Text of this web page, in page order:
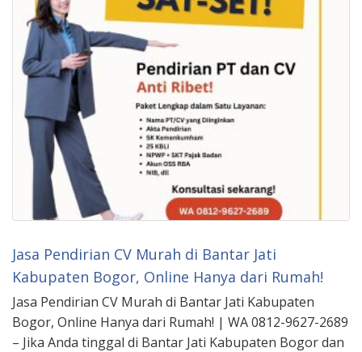
Jasa Pendirian CV Murah di Bantar Jati
Kabupaten Bogor, Online Hanya dari Rumah!
Jasa Pendirian CV Murah di Bantar Jati Kabupaten
Bogor, Online Hanya dari Rumah! | WA 0812-9627-2689
– Jika Anda tinggal di Bantar Jati Kabupaten Bogor dan